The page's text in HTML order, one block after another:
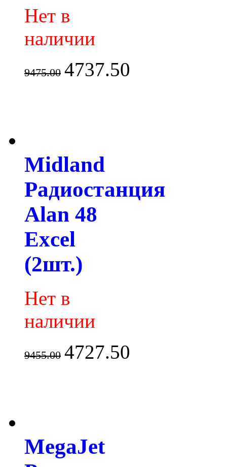
Нет в
наличии
9475.00 4737.50
Midland
Радиостанция
Alan 48
Excel
(2шт.)
Нет в
наличии
9455.00 4727.50
MegaJet